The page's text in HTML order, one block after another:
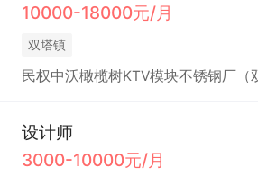
10000-18000元/月
双塔镇
民权中沃橄榄树KTV模块不锈钢厂（
设计师
3000-10000元/月